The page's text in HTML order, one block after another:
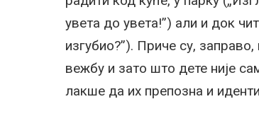
увета до увета!”) али и док
изгубио?”). Приче су,
вежбу и зато што дете није
лакше да их препозна и